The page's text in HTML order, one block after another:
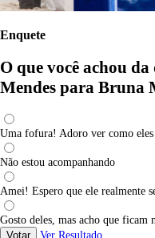
Enquete
O que você achou
Mendes para Bruna
Uma fofura! Adoro ver como
Não estou acompanhando
Amei! Espero que ele realmente
Gosto deles, mas acho que ficam
Votar
Ver Resultado